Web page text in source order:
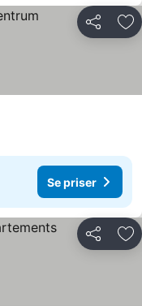
Dela
Se priser
Dela